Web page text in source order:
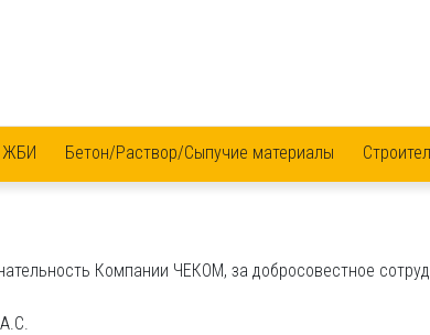
ЖБИ Бетон/Раствор/Сыпучие материалы
Компании ЧЕКОМ, за добросовестное